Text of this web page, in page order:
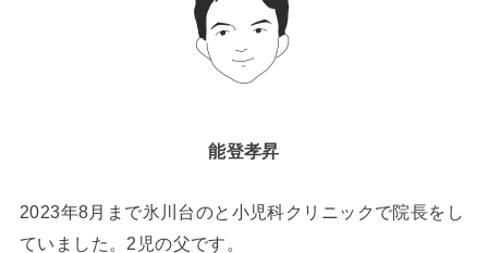
能登孝昇
2023年8月まで氷川台のと小児科クリニックで院長をし
ていました。2児の父です。